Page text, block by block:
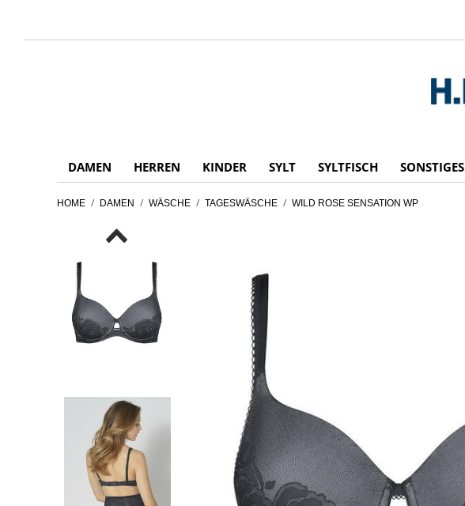
DAMEN HERREN KINDER SYLT SYLTFISCH SONSTIGES
HOME / DAMEN / WÄSCHE / TAGESWÄSCHE / WILD ROSE SENSATION WP